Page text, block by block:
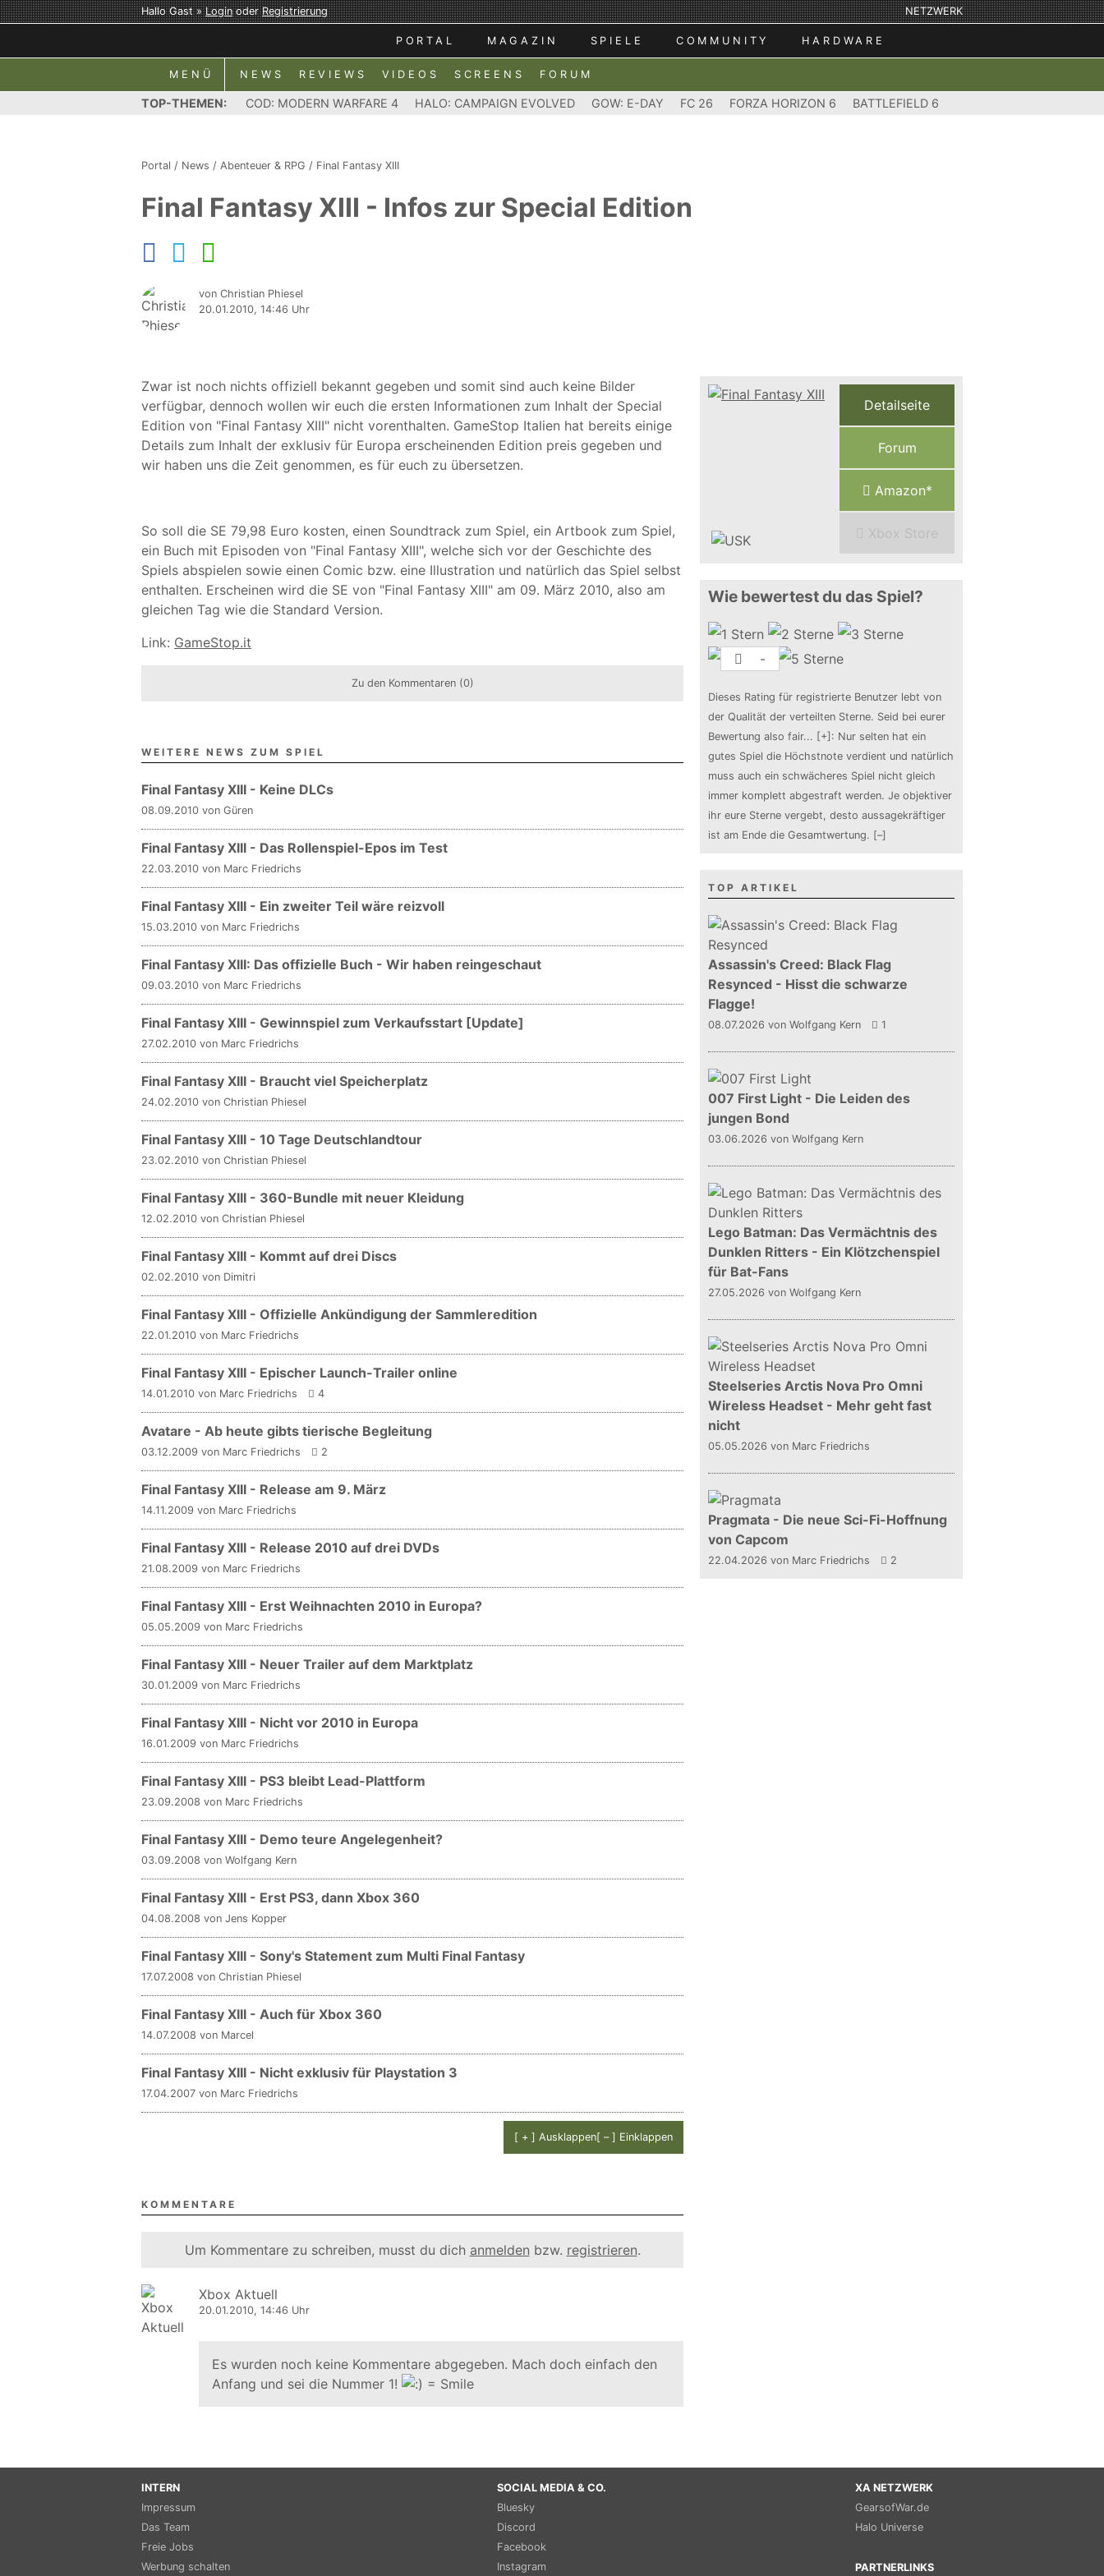
Hallo Gast »LoginoderRegistrierung NETZWERK
PORTAL MAGAZIN SPIELE COMMUNITY HARDWARE
MENÜ NEWS REVIEWS VIDEOS SCREENS FORUM
TOP-THEMEN: COD: MODERN WARFARE 4 HALO: CAMPAIGN EVOLVED GOW: E-DAY FC 26 FORZA HORIZON 6 BATTLEFIELD 6
Portal / News / Abenteuer & RPG / Final Fantasy XIII
Final Fantasy XIII - Infos zur Special Edition
von Christian Phiesel
20.01.2010, 14:46 Uhr
Zwar ist noch nichts offiziell bekannt gegeben und somit sind auch keine Bilder
verfügbar, dennoch wollen wir euch die ersten Informationen zum Inhalt der Special
Edition von "Final Fantasy XIII" nicht vorenthalten. GameStop Italien hat bereits einige
Details zum Inhalt der exklusiv für Europa erscheinenden Edition preis gegeben und
wir haben uns die Zeit genommen, es für euch zu übersetzen.
So soll die SE 79,98 Euro kosten, einen Soundtrack zum Spiel, ein Artbook zum Spiel,
ein Buch mit Episoden von "Final Fantasy XIII", welche sich vor der Geschichte des
Spiels abspielen sowie einen Comic bzw. eine Illustration und natürlich das Spiel selbst
enthalten. Erscheinen wird die SE von "Final Fantasy XIII" am 09. März 2010, also am
gleichen Tag wie die Standard Version.
Link: GameStop.it
Zu den Kommentaren (0)
WEITERE NEWS ZUM SPIEL
Final Fantasy XIII - Keine DLCs
08.09.2010 von Güren
Final Fantasy XIII - Das Rollenspiel-Epos im Test
22.03.2010 von Marc Friedrichs
Final Fantasy XIII - Ein zweiter Teil wäre reizvoll
15.03.2010 von Marc Friedrichs
Final Fantasy XIII: Das offizielle Buch - Wir haben reingeschaut
09.03.2010 von Marc Friedrichs
Final Fantasy XIII - Gewinnspiel zum Verkaufsstart [Update]
27.02.2010 von Marc Friedrichs
Final Fantasy XIII - Braucht viel Speicherplatz
24.02.2010 von Christian Phiesel
Final Fantasy XIII - 10 Tage Deutschlandtour
23.02.2010 von Christian Phiesel
Final Fantasy XIII - 360-Bundle mit neuer Kleidung
12.02.2010 von Christian Phiesel
Final Fantasy XIII - Kommt auf drei Discs
02.02.2010 von Dimitri
Final Fantasy XIII - Offizielle Ankündigung der Sammleredition
22.01.2010 von Marc Friedrichs
Final Fantasy XIII - Epischer Launch-Trailer online
14.01.2010 von Marc Friedrichs 4
Avatare - Ab heute gibts tierische Begleitung
03.12.2009 von Marc Friedrichs 2
Final Fantasy XIII - Release am 9. März
14.11.2009 von Marc Friedrichs
Final Fantasy XIII - Release 2010 auf drei DVDs
21.08.2009 von Marc Friedrichs
Final Fantasy XIII - Erst Weihnachten 2010 in Europa?
05.05.2009 von Marc Friedrichs
Final Fantasy XIII - Neuer Trailer auf dem Marktplatz
30.01.2009 von Marc Friedrichs
Final Fantasy XIII - Nicht vor 2010 in Europa
16.01.2009 von Marc Friedrichs
Final Fantasy XIII - PS3 bleibt Lead-Plattform
23.09.2008 von Marc Friedrichs
Final Fantasy XIII - Demo teure Angelegenheit?
03.09.2008 von Wolfgang Kern
Final Fantasy XIII - Erst PS3, dann Xbox 360
04.08.2008 von Jens Kopper
Final Fantasy XIII - Sony's Statement zum Multi Final Fantasy
17.07.2008 von Christian Phiesel
Final Fantasy XIII - Auch für Xbox 360
14.07.2008 von Marcel
Final Fantasy XIII - Nicht exklusiv für Playstation 3
17.04.2007 von Marc Friedrichs
[ + ] Ausklappen[ – ] Einklappen
KOMMENTARE
Um Kommentare zu schreiben, musst du dich anmelden bzw. registrieren.
Xbox Aktuell
20.01.2010, 14:46 Uhr
Es wurden noch keine Kommentare abgegeben. Mach doch einfach den
Anfang und sei die Nummer 1!
Detailseite
Forum
Amazon*
Xbox Store
Wie bewertest du das Spiel?
-
Dieses Rating für registrierte Benutzer lebt von
der Qualität der verteilten Sterne. Seid bei eurer
Bewertung also fair... [+] : Nur selten hat ein
gutes Spiel die Höchstnote verdient und natürlich
muss auch ein schwächeres Spiel nicht gleich
immer komplett abgestraft werden. Je objektiver
ihr eure Sterne vergebt, desto aussagekräftiger
ist am Ende die Gesamtwertung. [–]
TOP ARTIKEL
Assassin's Creed: Black Flag
Resynced - Hisst die schwarze
Flagge!
08.07.2026 von Wolfgang Kern 1
007 First Light - Die Leiden des
jungen Bond
03.06.2026 von Wolfgang Kern
Lego Batman: Das Vermächtnis des
Dunklen Ritters - Ein Klötzchenspiel
für Bat-Fans
27.05.2026 von Wolfgang Kern
Steelseries Arctis Nova Pro Omni
Wireless Headset - Mehr geht fast
nicht
05.05.2026 von Marc Friedrichs
Pragmata - Die neue Sci-Fi-Hoffnung
von Capcom
22.04.2026 von Marc Friedrichs 2
INTERN
Impressum
Das Team
Freie Jobs
Werbung schalten
SOCIAL MEDIA & CO.
Bluesky
Discord
Facebook
Instagram
XA NETZWERK
GearsofWar.de
Halo Universe
PARTNERLINKS